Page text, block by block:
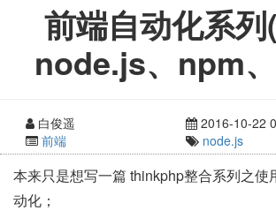
前端自动化系列
node.js、npm
白俊遥
2016-10-22
前端
node.js
本来只是想写一篇 thinkphp整合系列之使
动化；